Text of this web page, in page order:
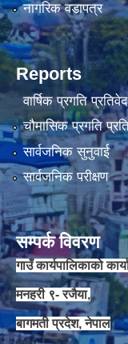
नागरिक वडापत्र
Reports
वार्षिक प्रगति
चौमासिक प्रगति
सार्वजनिक सुनुवाई
सार्वजनिक परीक्षण
सम्पर्क विवरण
गाउँ कार्यपालिकाको
मनहरी ९- रजैया,
बागमती प्रदेश, नेपाल